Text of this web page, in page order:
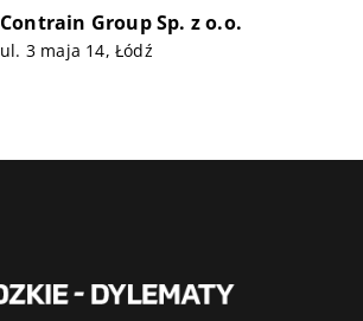
Contrain Group Sp. z o.o.
ul. 3 maja 14, Łódź